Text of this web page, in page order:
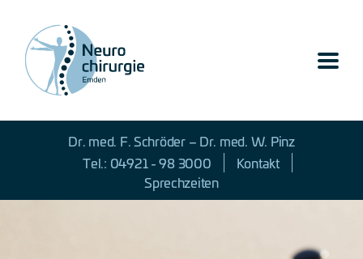
Dr. med. F. Schröder – Dr. med. W. Pinz
Tel.: 04921 - 98 3000
Kontakt
Sprechzeiten